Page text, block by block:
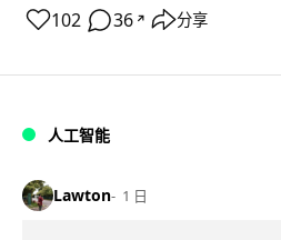
102 36 ↗ 分享
人工智能
Lawton 1 日